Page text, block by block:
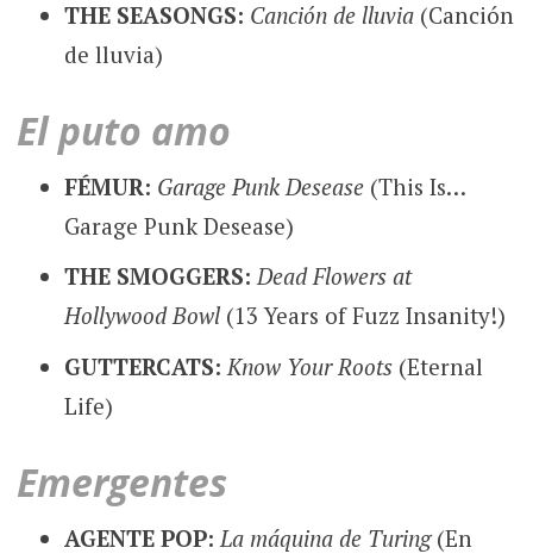
THE SEASONGS: Canción de lluvia(Canción
de lluvia)
El puto amo
FÉMUR: Garage Punk Desease(This Is…
Garage Punk Desease)
THE SMOGGERS: Dead Flowers at
Hollywood Bowl(13 Years of Fuzz Insanity!)
GUTTERCATS: Know Your Roots(Eternal
Life)
Emergentes
AGENTE POP: La máquina de Turing(En